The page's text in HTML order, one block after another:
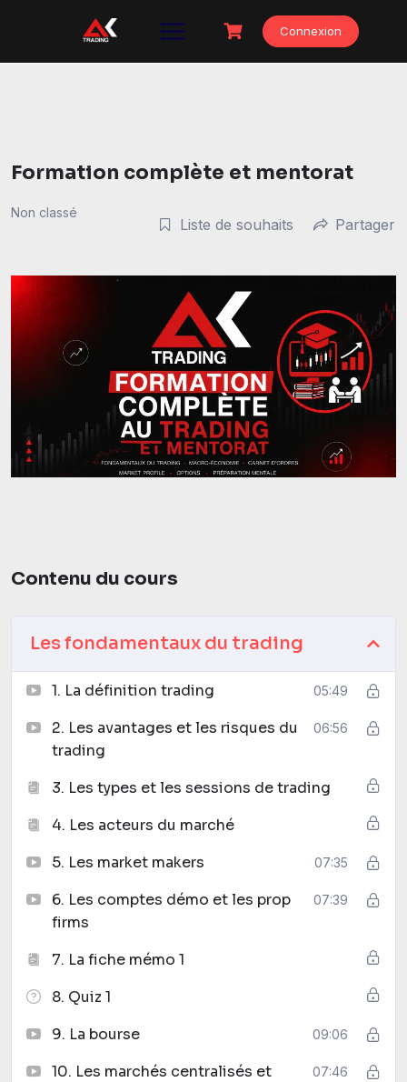
Connexion
Formation complète et mentorat
Non classé
Liste de souhaits Partager
Contenu du cours
Les fondamentaux du trading
1. La définition trading 05:49
2. Les avantages et les risques du
trading
06:56
3. Les types et les sessions de trading
4. Les acteurs du marché
5. Les market makers
07:35
6. Les comptes démo et les prop
firms
07:39
7. La fiche mémo 1
8. Quiz 1
9. La bourse
09:06
10. Les marchés centralisés et
07:46